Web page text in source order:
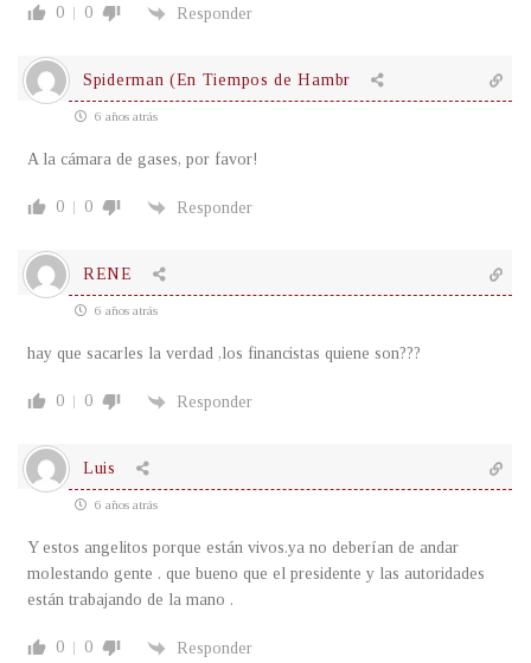
0 0 Responder
Spiderman (En Tiempos de Hambr
6 años atrás
A la cámara de gases, por favor!
0 0 Responder
RENE
6 años atrás
hay que sacarles la verdad ,los financistas quiene son???
0 0 Responder
Luis
6 años atrás
Y estos angelitos porque están vivos.ya no deberían de andar
molestando gente . que bueno que el presidente y las autoridades
están trabajando de la mano .
0 0 Responder